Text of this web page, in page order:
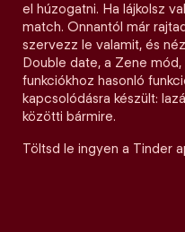
el húzogatni. Ha lájkolsz
match. Onnantól már
szervezz le valamit, és
Double date, a Zene
funkciókhoz hasonló
kapcsolódásra készült:
közötti bármire.
Töltsd le ingyen a Tinder